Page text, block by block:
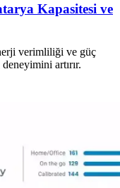
Kapasitesi ve
verimliliği ve güç
artırır.